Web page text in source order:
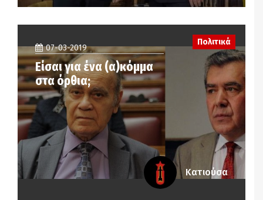
07-03-2019
Είσαι για ένα (α)κόμμα
στα όρθια;
Πολιτικά
Κατιούσα